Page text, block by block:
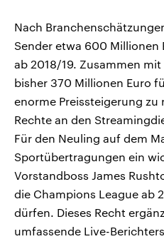
Nach
Sender etwa 600 Millionen
ab 2018/19. Zusammen mit
bisher 370 Millionen Euro
enorme Preissteigerung zu
Rechte an den
Für den Neuling auf dem
Sportübertragungen ein
Vorstandboss James
die Champions League ab
dürfen. Dieses Recht
umfassende Live-